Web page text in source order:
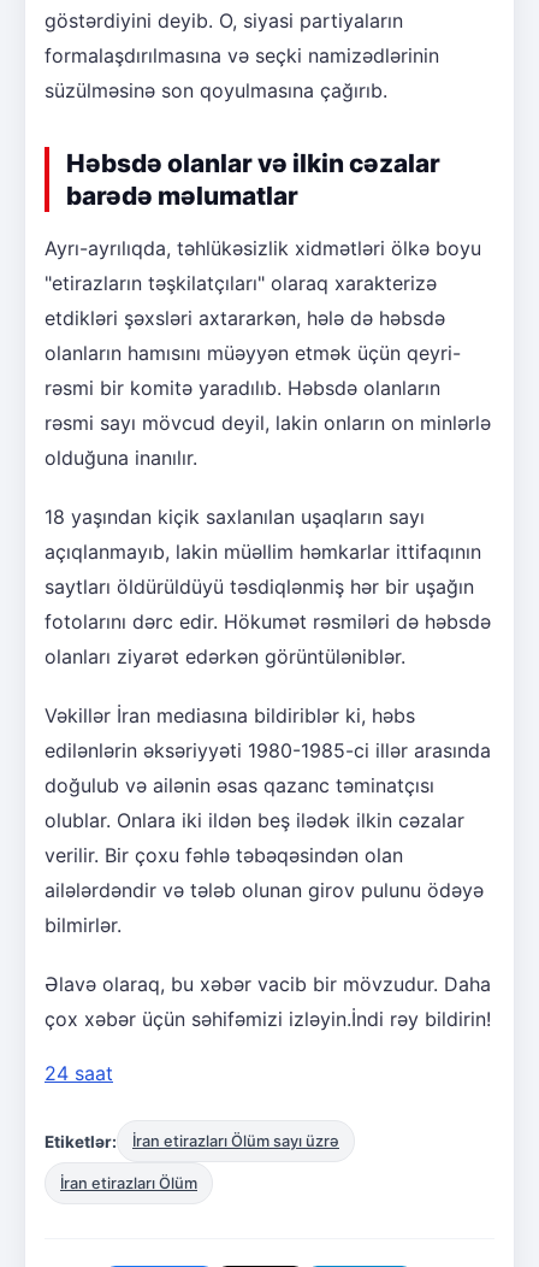
göstərdiyini deyib. O, siyasi partiyaların
formalaşdırılmasına və seçki namizədlərinin
süzülməsinə son qoyulmasına çağırıb.
Həbsdə olanlar və ilkin cəzalar
barədə məlumatlar
Ayrı-ayrılıqda, təhlükəsizlik xidmətləri ölkə boyu
"etirazların təşkilatçıları" olaraq xarakterizə
etdikləri şəxsləri axtararkən, hələ də həbsdə
olanların hamısını müəyyən etmək üçün qeyri-
rəsmi bir komitə yaradılıb. Həbsdə olanların
rəsmi sayı mövcud deyil, lakin onların on minlərlə
olduğuna inanılır.
18 yaşından kiçik saxlanılan uşaqların sayı
açıqlanmayıb, lakin müəllim həmkarlar ittifaqının
saytları öldürüldüyü təsdiqlənmiş hər bir uşağın
fotolarını dərc edir. Hökumət rəsmiləri də həbsdə
olanları ziyarət edərkən görüntüləniblər.
Vəkillər İran mediasına bildiriblər ki, həbs
edilənlərin əksəriyyəti 1980-1985-ci illər arasında
doğulub və ailənin əsas qazanc təminatçısı
olublar. Onlara iki ildən beş ilədək ilkin cəzalar
verilir. Bir çoxu fəhlə təbəqəsindən olan
ailələrdəndir və tələb olunan girov pulunu ödəyə
bilmirlər.
Əlavə olaraq, bu xəbər vacib bir mövzudur. Daha
çox xəbər üçün səhifəmizi izləyin.İndi rəy bildirin!
24 saat
Etiketlər: İran etirazları Ölüm sayı üzrə
İran etirazları Ölüm